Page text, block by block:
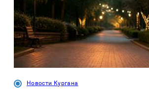
Новости Кургана